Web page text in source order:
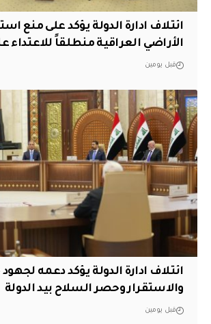
ائتلاف ادارة الدولة يؤكد على منع
الأراضي العراقية منطلقاً للاعتداء
قبل يومين
ائتلاف ادارة الدولة يؤكد دعمه
والاستقرار وحصر السلاح بيد الدولة
قبل يومين